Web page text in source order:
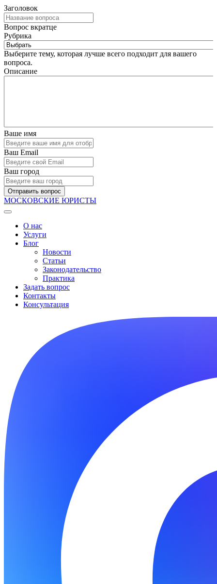
Заголовок
Вопрос вкратце
Рубрика
Выберите тему, которая лучше всего подходит для вашего
вопроса.
Описание
Ваше имя
Ваш Email
Ваш город
Отправить вопрос
МОСКОВСКИЕ ЮРИСТЫ
О нас
Услуги
Блог
Новости
Статьи
Законодательство
Практика
Задать вопрос
Контакты
Консультация